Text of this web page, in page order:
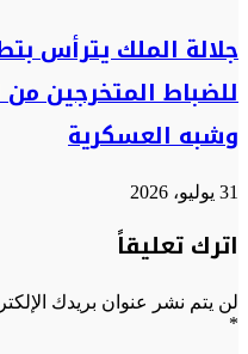
جلالة الملك يترأس
للضباط المتخرجين
وشبه العسكرية
31 يوليو، 2026
اترك تعليقاً
لن يتم نشر عنوان بريدك
*